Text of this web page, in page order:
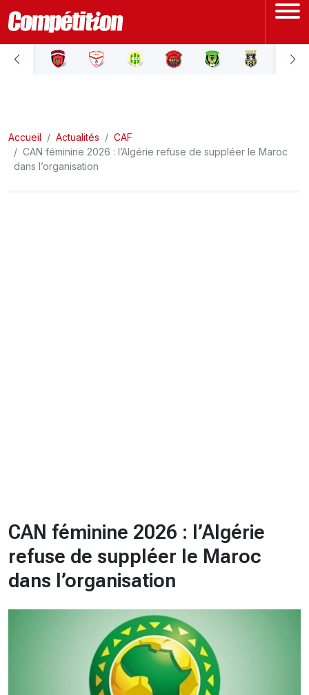
ACCUEIL
LIGUE 2
COUPE D'ALGÉRIE
Accueil Actualités
CAF
CAN féminine 2026 : l’Algérie refuse de suppléer le Maroc
dans l’organisation
CAN féminine 2026 : l’Algérie
refuse de suppléer le Maroc
dans l’organisation